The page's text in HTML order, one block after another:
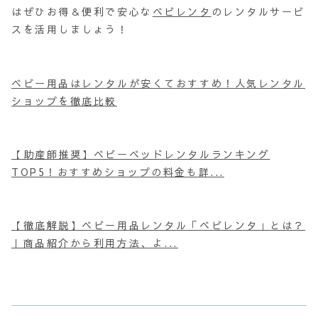
はぜひお得＆便利で安心な ベビレンタ のレンタルサービ
スを活用しましょう！
ベビー用品はレンタルが安くておすすめ！人気レンタル
ショップを徹底比較
【助産師推奨】ベビーベッドレンタルランキング
TOP5！おすすめショップの料金も詳...
【徹底解説】ベビー用品レンタル「ベビレンタ」とは？
｜商品紹介から利用方法、よ...